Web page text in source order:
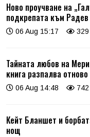
Ново проучване на
подкрепата към Радев
06 Aug 15:17 329
Тайната любов на
книга разпалва
06 Aug 14:48 742
Кейт Бланшет и
нощ